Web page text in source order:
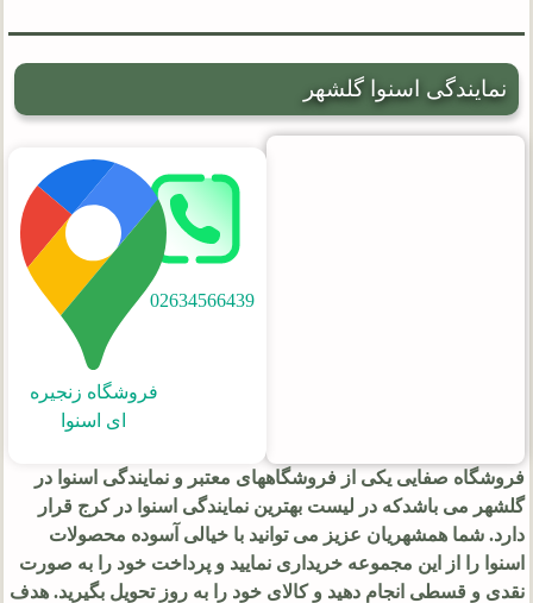
نمایندگی اسنوا گلشهر
02634566439
فروشگاه زنجیره
ای اسنوا
فروشگاه صفایی یکی از فروشگاههای معتبر ونمایندگی اسنوا در
گلشهر می باشدکه در لیست بهترین نمایندگی اسنوا در کرج قرار
دارد. شما همشهریان عزیز می توانید با خیالی آسوده محصولات
اسنوا را از این مجموعه خریداری نمایید و پرداخت خود را به صورت
نقدی و قسطی انجام دهید و کالای خود را به روز تحویل بگیرید. هدف